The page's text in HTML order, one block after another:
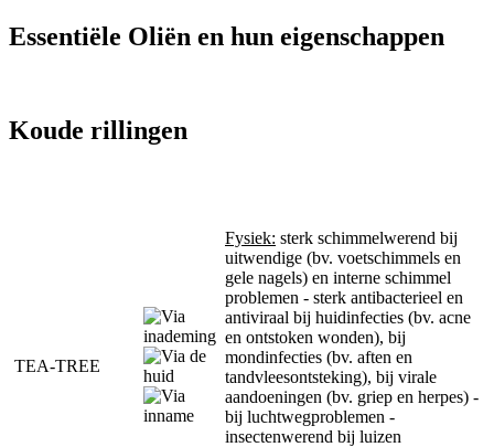
Essentiële Oliën en hun eigenschappen
Koude rillingen
TEA-TREE
Fysiek: sterk schimmelwerend bij
uitwendige (bv. voetschimmels en
gele nagels) en interne schimmel
problemen - sterk antibacterieel en
antiviraal bij huidinfecties (bv. acne
en ontstoken wonden), bij
mondinfecties (bv. aften en
tandvleesontsteking), bij virale
aandoeningen (bv. griep en herpes) -
bij luchtwegproblemen -
insectenwerend bij luizen